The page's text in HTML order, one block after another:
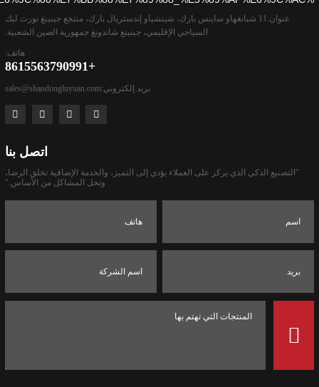
عنوان:
11 شيانغهاو ساينس بارك، شيتشياو إندستريال بارك، منتجع جينينغ نورث ليك
السياحي الإقليمي، جينينغ شاندونغ جمهورية الصين الشعبية.
هاتف:
+8615563790991
بريد إلكتروني:sales@shandongluyuan.com
اتصل بنا
"التصنيع الذكي الذي يركز على العملاء يؤدي إلى التميز، والخدمة الإضافية تخلق الرضا،
وتحل المشاكل من الأساس."